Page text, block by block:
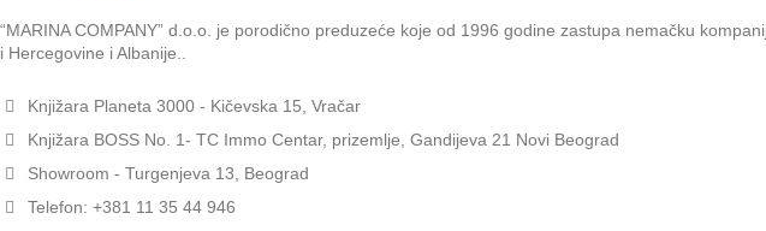
“MARINA COMPANY” d.o.o. je porodično preduzeće koje od 1996 godine zastupa nemačku
i Hercegovine i Albanije..
Knjižara Planeta 3000 - Kičevska 15, Vračar
Knjižara BOSS No. 1- TC Immo Centar, prizemlje, Gandijeva 21 Novi Beograd
Showroom - Turgenjeva 13, Beograd
Telefon: +381 11 35 44 946